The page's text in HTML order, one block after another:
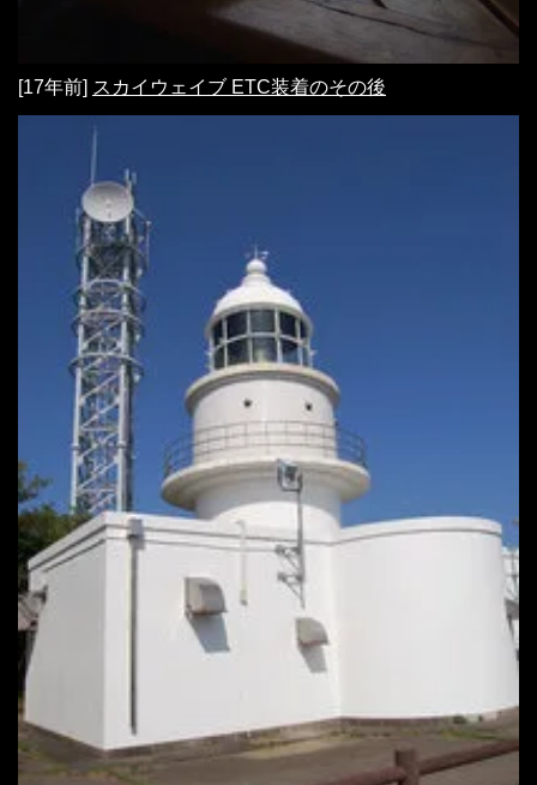
[17年前] スカイウェイブ ETC装着のその後